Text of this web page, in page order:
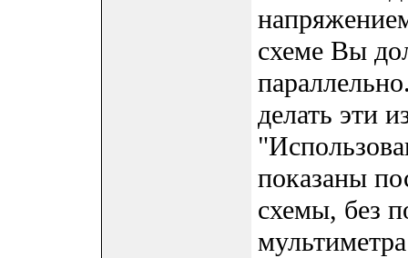
схеме Вы
делать эти
показаны
схемы, без